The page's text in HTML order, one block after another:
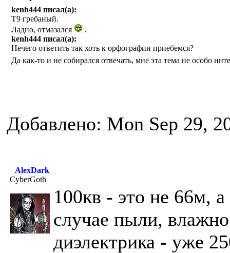
kenh444 писал(а):
Т9 гребаный.
Ладно, отмазался
.
kenh444 писал(а):
Нечего ответить так хоть к орфографии приебемся?
Да как-то и не собирался отвечать, мне эта тема не особо
Добавлено: Mon Sep 29,
AlexDark
CyberGoth
100кв - это не 66м,
случае пыли,
диэлектрика - уже